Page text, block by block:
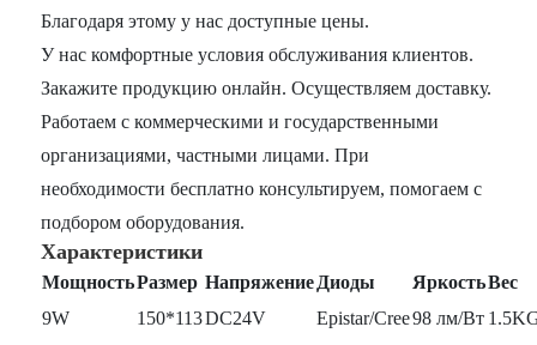
Благодаря этому у нас доступные цены.
У нас комфортные условия обслуживания клиентов.
Закажите продукцию онлайн. Осуществляем доставку.
Работаем с коммерческими и государственными
организациями, частными лицами. При
необходимости бесплатно консультируем, помогаем с
подбором оборудования.
Характеристики
МощностьРазмер Напряжение Диоды ЯркостьВес
9W
150*113DC24V Epistar/Cree98 лм/Вт